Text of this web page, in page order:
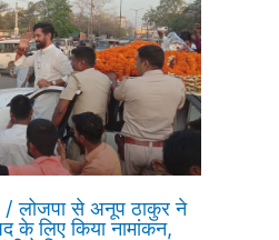
लोजपा से अनूप ठाकुर ने
के लिए किया नामांकन,